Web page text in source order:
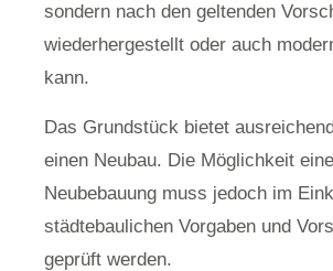
sondern nach den geltenden
wiederhergestellt oder auch
kann.
Das Grundstück bietet
einen Neubau. Die Möglichkeit
Neubebauung muss jedoch im
städtebaulichen Vorgaben und
geprüft werden.